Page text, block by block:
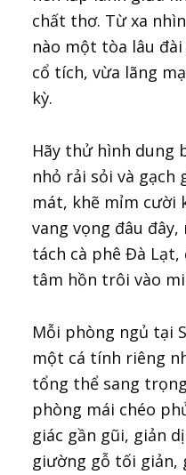
chất thơ. Từ xa
nào một tòa lâu
cổ tích, vừa lãng
kỳ.
Hãy thử hình dung
nhỏ rải sỏi và
mát, khẽ mỉm cười
vang vọng đâu
tách cà phê Đà
tâm hồn trôi vào
Mỗi phòng ngủ tại
một cá tính riêng
tổng thể sang
phòng mái chéo
giác gần gũi, giản
giường gỗ tối giản,